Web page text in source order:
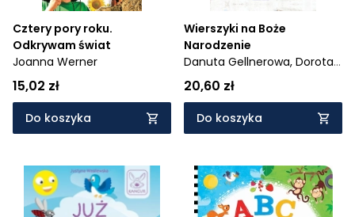
Cztery pory roku.
Odkrywam świat
Joanna Werner
15,02 zł
Do koszyka
Wierszyki na Boże
Narodzenie
Danuta Gellnerowa, Dorota
Gellner
20,60 zł
Do koszyka